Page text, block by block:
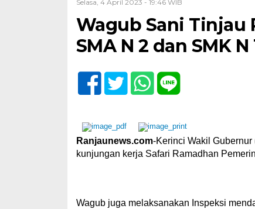
Selasa, 4 April 2023 - 19:46 WIB
Wagub Sani Tinjau
SMA N 2 dan SMK
Ranjaunews.com-Kerinci Wakil
kunjungan kerja Safari Ramadhan
Wagub juga melaksanakan Inspeksi